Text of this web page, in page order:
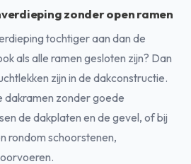
zonder open ramen
tochtiger aan dan de
als alle ramen gesloten zijn? Dan
zijn in de dakconstructie.
dakramen zonder goede
de dakplaten en de gevel, of bij
rondom schoorstenen,